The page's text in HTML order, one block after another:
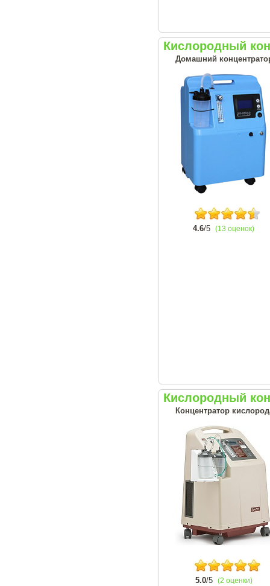
Кислородный
Домашний
4.6/5 (13 оценок)
Кислородный
Концентратор
5.0/5 (2 оценки)